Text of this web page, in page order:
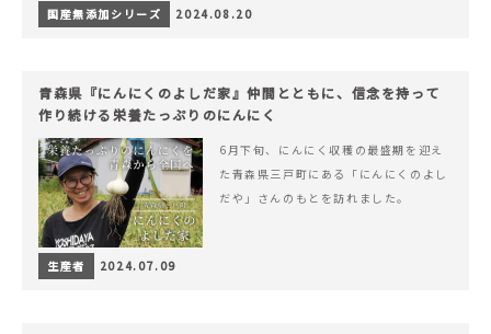
国産無添加シリーズ 2024.08.20
青森県『にんにくのよしだ家』仲間とともに、信念を持って
作り続ける栄養たっぷりのにんにく
6月下旬、にんにく収穫の最盛期を迎え
た青森県三戸町にある「にんにくのよし
だや」さんのもとを訪れました。
生産者 2024.07.09